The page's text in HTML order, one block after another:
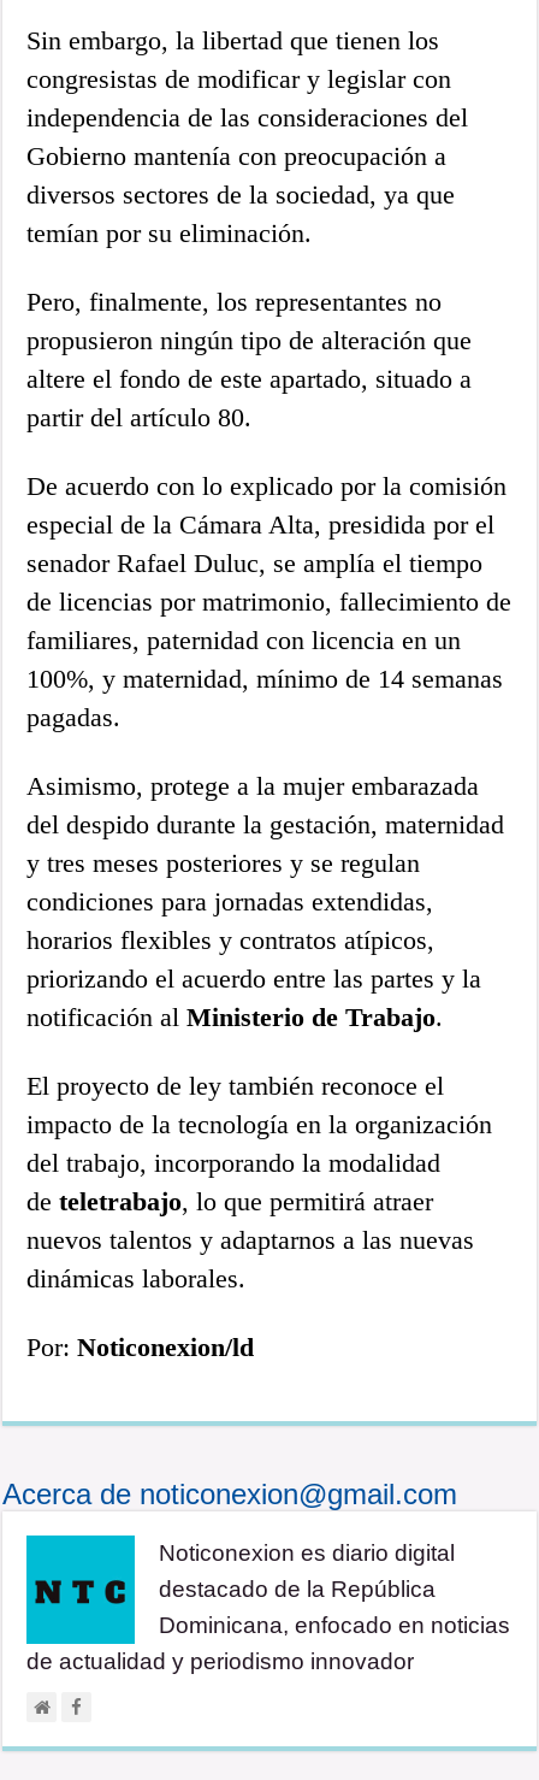
Sin embargo, la libertad que tienen los
congresistas de modificar y legislar con
independencia de las consideraciones del
Gobierno mantenía con preocupación a
diversos sectores de la sociedad, ya que
temían por su eliminación.
Pero, finalmente, los representantes no
propusieron ningún tipo de alteración que
altere el fondo de este apartado, situado a
partir del artículo 80.
De acuerdo con lo explicado por la comisión
especial de la Cámara Alta, presidida por el
senador Rafael Duluc, se amplía el tiempo
de licencias por matrimonio, fallecimiento de
familiares, paternidad con licencia en un
100%, y maternidad, mínimo de 14 semanas
pagadas.
Asimismo, protege a la mujer embarazada
del despido durante la gestación, maternidad
y tres meses posteriores y se regulan
condiciones para jornadas extendidas,
horarios flexibles y contratos atípicos,
priorizando el acuerdo entre las partes y la
notificación alMinisterio de Trabajo.
El proyecto de ley también reconoce el
impacto de la tecnología en la organización
del trabajo, incorporando la modalidad
deteletrabajo, lo que permitirá atraer
nuevos talentos y adaptarnos a las nuevas
dinámicas laborales.
Por:Noticonexion/ld
Acerca de noticonexion@gmail.com
Noticonexion es diario digital
destacado de la República
Dominicana, enfocado en noticias
de actualidad y periodismo innovador